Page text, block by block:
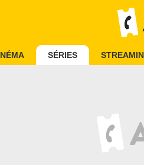
SÉRIES